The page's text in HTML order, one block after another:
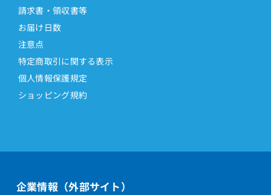
請求書・領収書等
お届け日数
注意点
特定商取引に関する表示
個人情報保護規定
ショッピング規約
企業情報（外部サイト）